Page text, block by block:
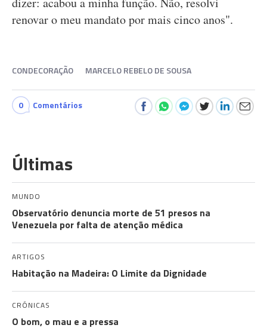
renovar o meu mandato por mais cinco anos".
CONDECORAÇÃO MARCELO REBELO DE SOUSA
0 Comentários
Últimas
MUNDO
Observatório denuncia morte de 51 presos na
Venezuela por falta de atenção médica
ARTIGOS
Habitação na Madeira: O Limite da Dignidade
CRÓNICAS
O bom, o mau e a pressa